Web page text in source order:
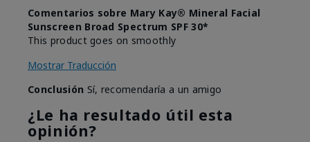
Comentarios sobre Mary Kay® Mineral Facial
Sunscreen Broad Spectrum SPF 30*
This product goes on smoothly
Mostrar Traducción
Conclusión Sí, recomendaría a un amigo
¿Le ha resultado útil esta
opinión?